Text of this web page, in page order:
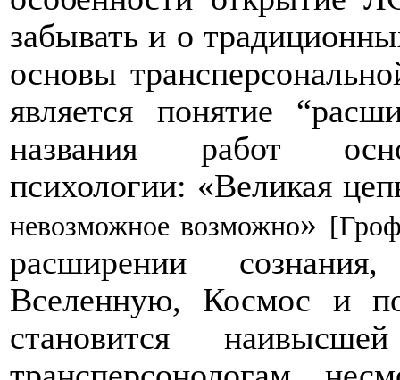
забывать и о
основы
является понятие
названия работ
психологии: «Великая
невозможное возможно»
расширении
Вселенную, Космос и
становится